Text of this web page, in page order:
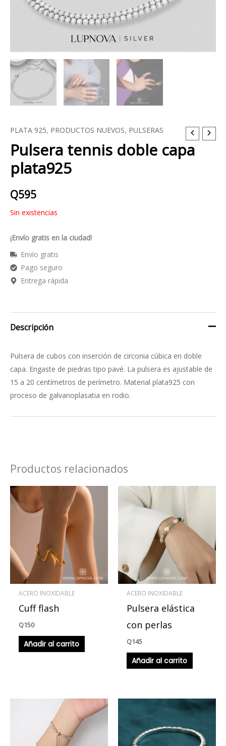
PLATA 925, PRODUCTOS NUEVOS, PULSERAS
Pulsera tennis doble capa
plata925
Q595
Sin existencias
¡Envío gratis en la ciudad!
Envío gratis
Pago seguro
Entrega rápida
Descripción
Pulsera de cubos con inserción de circonia cúbica en doble
capa. Engaste de piedras tipo pavé. La pulsera es ajustable de
15 a 20 centímetros de perímetro. Material plata925 con
proceso de galvanoplasatia en rodio.
Productos relacionados
ACERO INOXIDABLE
Cuff flash
Q150
Añadir al carrito
ACERO INOXIDABLE
Pulsera elástica
con perlas
Q145
Añadir al carrito